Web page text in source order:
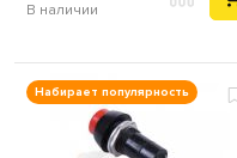
В наличии
Набирает популярность